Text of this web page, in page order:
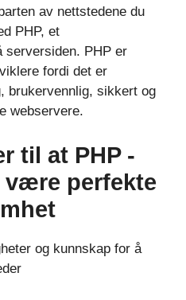
av nettstedene du
PHP, et
serversiden. PHP er
fordi det er
brukervennlig, sikkert og
webservere.
til at PHP -
perfekte
og kunnskap for å